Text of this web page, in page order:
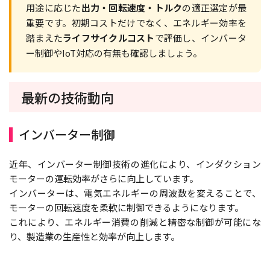
用途に応じた出力・回転速度・トルクの適正選定が最
重要です。初期コストだけでなく、エネルギー効率を
踏まえたライフサイクルコストで評価し、インバータ
ー制御やIoT対応の有無も確認しましょう。
最新の技術動向
インバーター制御
近年、インバーター制御技術の進化により、インダクション
モーターの運転効率がさらに向上しています。
インバーターは、電気エネルギーの周波数を変えることで、
モーターの回転速度を柔軟に制御できるようになります。
これにより、エネルギー消費の削減と精密な制御が可能にな
り、製造業の生産性と効率が向上します。